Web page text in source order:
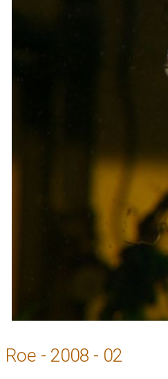
Roe - 2008 - 02